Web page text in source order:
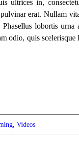
ultrices in,
erat. Nullam
lobortis
odio, quis scelerisque
, Videos